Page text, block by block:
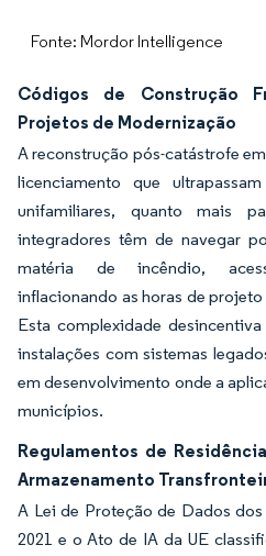
Fonte: Mordor Intelligence
Códigos de Construção
Projetos de Modernização
A reconstrução pós-catástrofe
licenciamento que
unifamiliares, quanto mais
integradores têm de navegar
matéria de incêndio,
inflacionando as horas de
Esta complexidade
instalações com sistemas
em desenvolvimento onde a
municípios.
Regulamentos de
Armazenamento
A Lei de Proteção de Dados
2021 e o Ato de IA da UE